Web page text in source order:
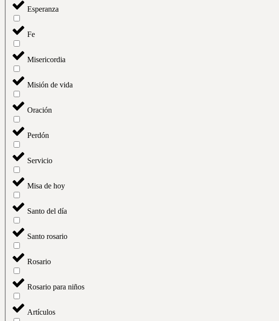
Esperanza
Fe
Misericordia
Misión de vida
Oración
Perdón
Servicio
Misa de hoy
Santo del día
Santo rosario
Rosario
Rosario para niños
Artículos